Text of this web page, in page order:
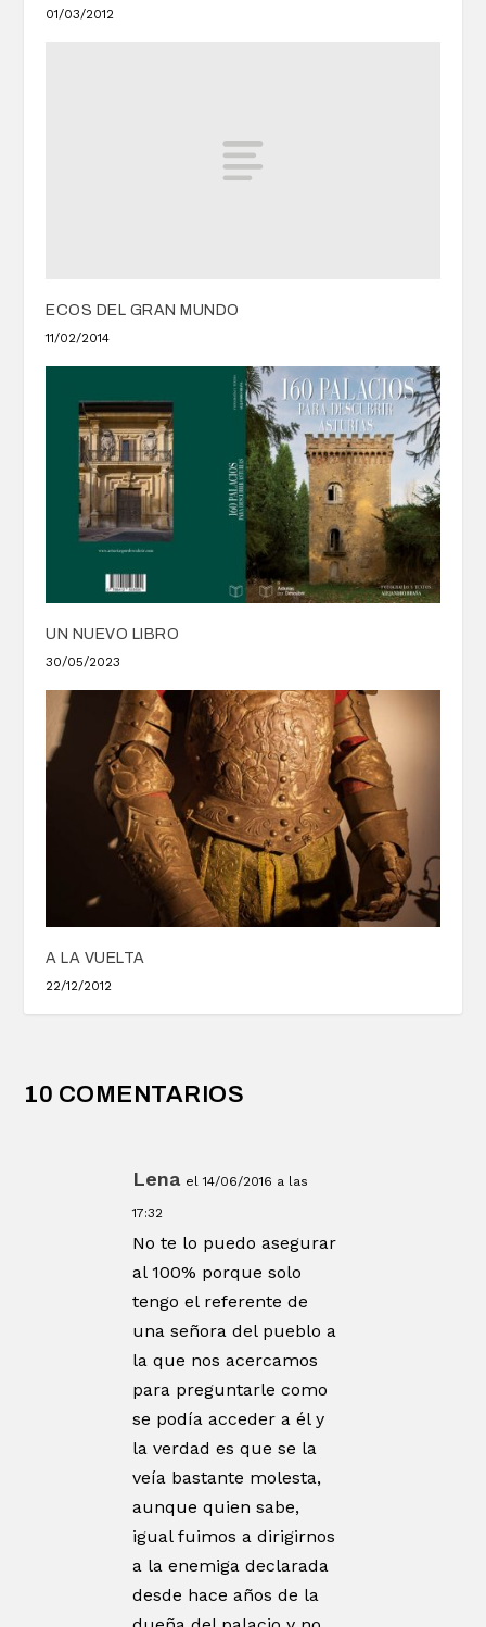
01/03/2012
ECOS DEL GRAN MUNDO
11/02/2014
UN NUEVO LIBRO
30/05/2023
A LA VUELTA
22/12/2012
10 COMENTARIOS
Lena el 14/06/2016 a las
17:32
No te lo puedo asegurar
al 100% porque solo
tengo el referente de
una señora del pueblo a
la que nos acercamos
para preguntarle como
se podía acceder a él y
la verdad es que se la
veía bastante molesta,
aunque quien sabe,
igual fuimos a dirigirnos
a la enemiga declarada
desde hace años de la